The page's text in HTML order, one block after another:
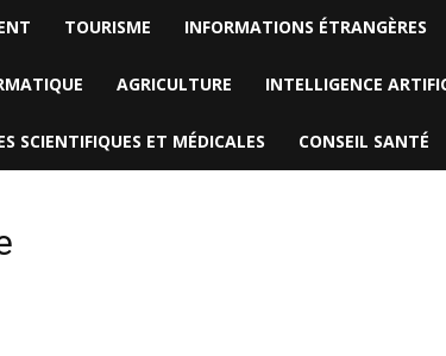
TOURISME INFORMATIONS ÉTRANGÈRES
AGRICULTURE INTELLIGENCE
SCIENTIFIQUES ET MÉDICALES CONSEIL SANTÉ